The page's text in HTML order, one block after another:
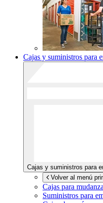
Cajas y suministros para
Cajas y suministros para
Volver al menú
Cajas para mudanza
Suministros para